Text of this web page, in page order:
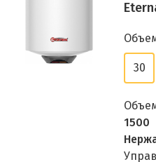
30
1500